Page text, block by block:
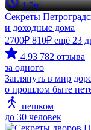
1.5ч
Секреты
и доходные дома
2700₽ 810₽ ещё 23
4.93 782 отзыва
за одного
Заглянуть в мир
о прошлом быте
пешком
до 30 человек